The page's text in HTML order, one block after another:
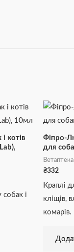
котів
собак і
Фіпро-
для
Ветаптека
₴332
Краплі
кліщів,
комарів.